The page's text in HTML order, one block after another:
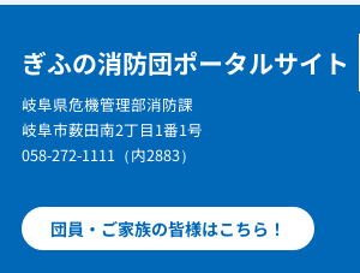
ぎふの消防団ポータルサイト
岐阜県危機管理部消防課
岐阜市薮田南2丁目1番1号
058-272-1111（内2883）
団員・ご家族の皆様はこちら！